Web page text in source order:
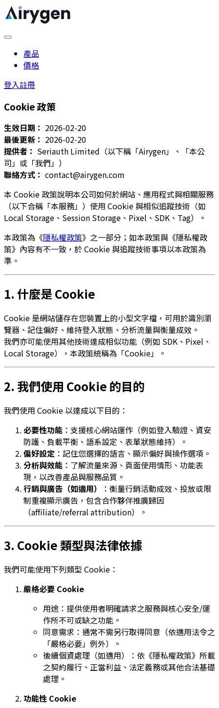
產品
價格
登入註冊
Cookie 政策
生效日期： 2026-02-20
最後更新： 2026-02-20
提供者： Seriauth Limited（以下稱「Airygen」、「本公
司」或「我們」）
聯絡方式： contact@airygen.com
本 Cookie 政策說明本公司如何於網站、應用程式與相關服務
（以下合稱「本服務」）使用 Cookie 與相似追蹤技術（如
Local Storage、Session Storage、Pixel、SDK、Tag）。
本政策為《隱私權政策》之一部分；如本政策與《隱私權政
策》內容有不一致，於 Cookie 與追蹤技術事項以本政策為
準。
1. 什麼是 Cookie
Cookie 是網站儲存在您裝置上的小型文字檔，可用於識別瀏
覽器、記住偏好、維持登入狀態、分析流量與衡量成效。
我們亦可能使用其他技術達成相似功能（例如 SDK、Pixel、
Local Storage），本政策統稱為「Cookie」。
2. 我們使用 Cookie 的目的
我們使用 Cookie 以達成以下目的：
必要性功能 ：支援核心網站運作（例如登入驗證、資安
防護、負載平衡、語系設定、表單狀態維持）。
偏好設定 ：記住您選擇的語言、顯示偏好與操作選項。
分析與效能 ：了解流量來源、頁面使用情形、功能表
現，以改善產品與服務品質。
行銷與廣告（如適用）
：衡量行銷活動成效、投放或限
制重複顯示廣告，包含合作夥伴推廣歸因
（affiliate/referral attribution）。
3. Cookie 類型與法律依據
我們可能使用下列類型 Cookie：
嚴格必要 Cookie
用途：提供使用者明確請求之服務與核心安全/運
作所不可或缺之功能。
同意需求：通常不需另行取得同意（依適用法令之
「嚴格必要」例外）。
後續個資處理（如適用）：依《隱私權政策》所載
之契約履行、正當利益、法定義務或其他合法基礎
處理。
功能性 Cookie